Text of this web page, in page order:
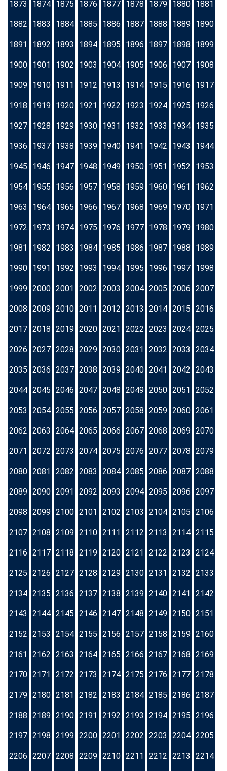
1873 1874 1875 1876 1877 1878 1879 1880 1881
1882 1883 1884 1885 1886 1887 1888 1889 1890
1891 1892 1893 1894 1895 1896 1897 1898 1899
1900 1901 1902 1903 1904 1905 1906 1907 1908
1909 1910 1911 1912 1913 1914 1915 1916 1917
1918 1919 1920 1921 1922 1923 1924 1925 1926
1927 1928 1929 1930 1931 1932 1933 1934 1935
1936 1937 1938 1939 1940 1941 1942 1943 1944
1945 1946 1947 1948 1949 1950 1951 1952 1953
1954 1955 1956 1957 1958 1959 1960 1961 1962
1963 1964 1965 1966 1967 1968 1969 1970 1971
1972 1973 1974 1975 1976 1977 1978 1979 1980
1981 1982 1983 1984 1985 1986 1987 1988 1989
1990 1991 1992 1993 1994 1995 1996 1997 1998
1999 2000 2001 2002 2003 2004 2005 2006 2007
2008 2009 2010 2011 2012 2013 2014 2015 2016
2017 2018 2019 2020 2021 2022 2023 2024 2025
2026 2027 2028 2029 2030 2031 2032 2033 2034
2035 2036 2037 2038 2039 2040 2041 2042 2043
2044 2045 2046 2047 2048 2049 2050 2051 2052
2053 2054 2055 2056 2057 2058 2059 2060 2061
2062 2063 2064 2065 2066 2067 2068 2069 2070
2071 2072 2073 2074 2075 2076 2077 2078 2079
2080 2081 2082 2083 2084 2085 2086 2087 2088
2089 2090 2091 2092 2093 2094 2095 2096 2097
2098 2099 2100 2101 2102 2103 2104 2105 2106
2107 2108 2109 2110 2111 2112 2113 2114 2115
2116 2117 2118 2119 2120 2121 2122 2123 2124
2125 2126 2127 2128 2129 2130 2131 2132 2133
2134 2135 2136 2137 2138 2139 2140 2141 2142
2143 2144 2145 2146 2147 2148 2149 2150 2151
2152 2153 2154 2155 2156 2157 2158 2159 2160
2161 2162 2163 2164 2165 2166 2167 2168 2169
2170 2171 2172 2173 2174 2175 2176 2177 2178
2179 2180 2181 2182 2183 2184 2185 2186 2187
2188 2189 2190 2191 2192 2193 2194 2195 2196
2197 2198 2199 2200 2201 2202 2203 2204 2205
2206 2207 2208 2209 2210 2211 2212 2213 2214